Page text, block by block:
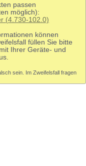
passen
möglich):
(4.730-102.0)
können
füllen Sie bitte
mit Ihrer Geräte- und
sein. Im Zweifelsfall fragen